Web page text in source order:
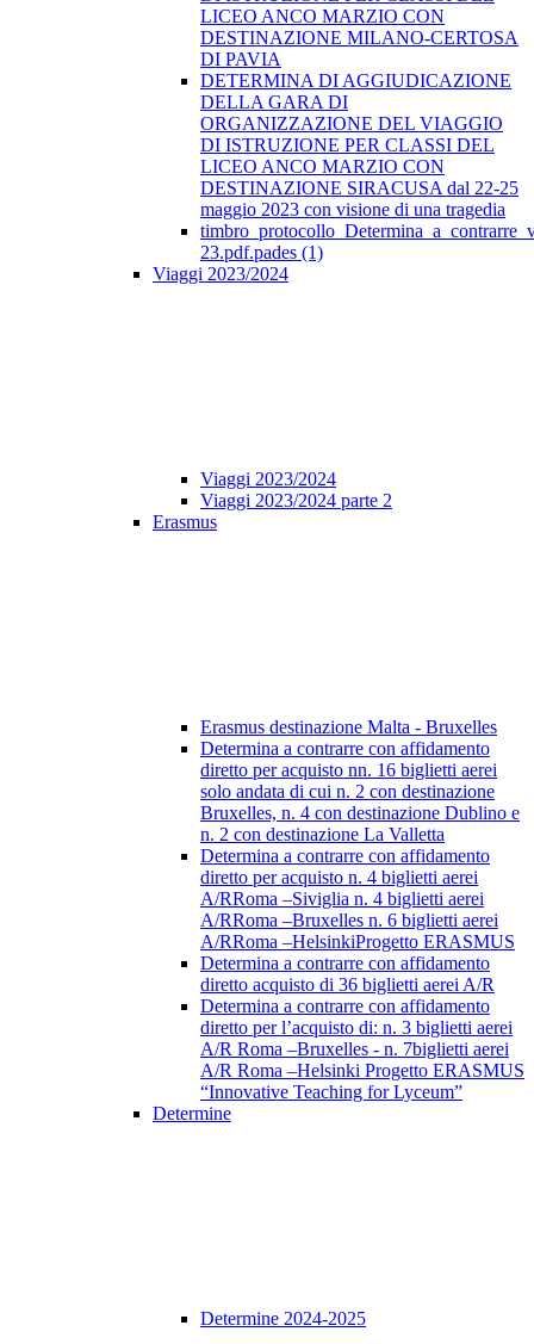
LICEO ANCO MARZIO CON
DESTINAZIONE MILANO-CERTOSA
DI PAVIA
DETERMINA DI AGGIUDICAZIONE
DELLA GARA DI
ORGANIZZAZIONE DEL VIAGGIO
DI ISTRUZIONE PER CLASSI DEL
LICEO ANCO MARZIO CON
DESTINAZIONE SIRACUSA dal 22-25
maggio 2023 con visione di una tragedia
23.pdf.pades (1)
Viaggi 2023/2024
Viaggi 2023/2024
Viaggi 2023/2024 parte 2
Erasmus
Erasmus destinazione Malta - Bruxelles
Determina a contrarre con affidamento
diretto per acquisto nn. 16 biglietti aerei
solo andata di cui n. 2 con destinazione
Bruxelles, n. 4 con destinazione Dublino e
n. 2 con destinazione La Valletta
Determina a contrarre con affidamento
diretto per acquisto n. 4 biglietti aerei
A/RRoma –Siviglia n. 4 biglietti aerei
A/RRoma –Bruxelles n. 6 biglietti aerei
A/RRoma –HelsinkiProgetto ERASMUS
Determina a contrarre con affidamento
diretto acquisto di 36 biglietti aerei A/R
Determina a contrarre con affidamento
diretto per l’acquisto di: n. 3 biglietti aerei
A/R Roma –Bruxelles - n. 7biglietti aerei
A/R Roma –Helsinki Progetto ERASMUS
“Innovative Teaching for Lyceum”
Determine
Determine 2024-2025